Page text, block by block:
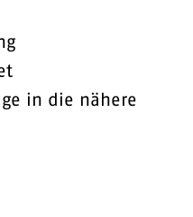
in die nähere